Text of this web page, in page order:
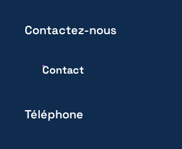
Contactez-nous
Contact
Téléphone